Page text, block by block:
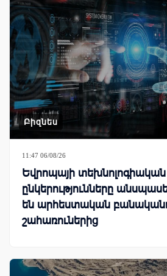
Բիզնես
11:47 06/08/26
Եվրոպայի տեխնոլոգիական
ընկերությունները
են արհեստական
շահառուներից